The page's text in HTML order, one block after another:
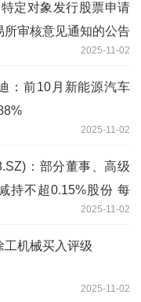
定对象发行股票申请
所审核意见通知的公告
2025-11-02
：前10月新能源汽车
2025-11-02
：部分董事、高级
持不超0.15%股份 每
2025-11-02
工机械买入评级
2025-11-02